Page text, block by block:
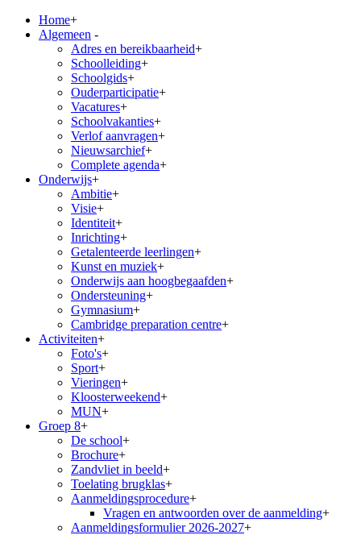
Home+
Algemeen -
Adres en bereikbaarheid+
Schoolleiding+
Schoolgids+
Ouderparticipatie+
Vacatures+
Schoolvakanties+
Verlof aanvragen+
Nieuwsarchief+
Complete agenda+
Onderwijs+
Ambitie+
Visie+
Identiteit+
Inrichting+
Getalenteerde leerlingen+
Kunst en muziek+
Onderwijs aan hoogbegaafden+
Ondersteuning+
Gymnasium+
Cambridge preparation centre+
Activiteiten+
Foto's+
Sport+
Vieringen+
Kloosterweekend+
MUN+
Groep 8+
De school+
Brochure+
Zandvliet in beeld+
Toelating brugklas+
Aanmeldingsprocedure+
Vragen en antwoorden over de aanmelding+
Aanmeldingsformulier 2026-2027+